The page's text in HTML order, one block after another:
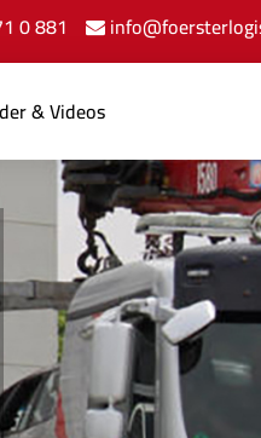
0 881
& Videos